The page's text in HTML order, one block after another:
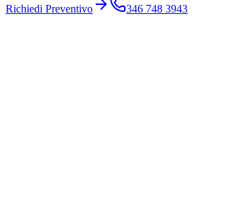
Richiedi Preventivo 346 748 3943